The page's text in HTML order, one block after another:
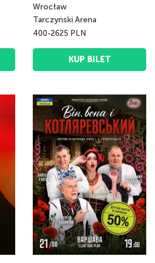
Wrocław
Tarczyński Arena
400-2625 PLN
KUP BILET